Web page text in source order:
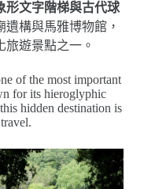
形文字階梯與古代球
遺構與馬雅博物館，
遊景點之一。
of the most important
for its hieroglyphic
hidden destination is